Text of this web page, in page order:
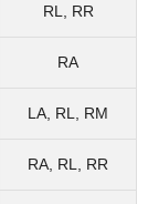
RL, RR
RA
LA, RL, RM
RA, RL, RR